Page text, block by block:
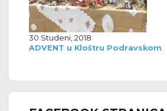
30 Studeni, 2018
ADVENT u Kloštru Podravskom